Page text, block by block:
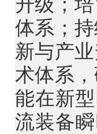
体系；
新与产
术体系
能在新
流装备